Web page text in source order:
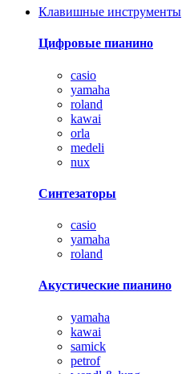
Клавишные инструменты
Цифровые пианино
casio
yamaha
roland
kawai
orla
medeli
nux
Синтезаторы
casio
yamaha
roland
Акустические пианино
yamaha
kawai
samick
petrof